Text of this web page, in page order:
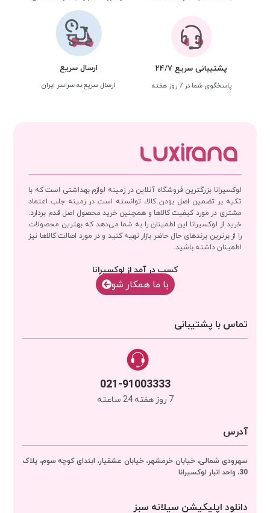
پشتیبانی سریع 24/7
پاسخگوی شما در 7 روز هفته
ارسال سریع
ارسال سریع به سراسر ایران
لوکسیرانا بزرگترین فروشگاه آنلاین در زمینه لوازم بهداشتی است که با
تکیه بر تضمین اصل بودن کالا، توانسته است در زمینه جلب اعتماد
مشتری در مورد کیفیت کالاها و همچنین خرید محصول اصل قدم بردارد.
خرید از لوکسیرانا این اطمینان را به شما می‌دهد که بهترین محصولات
را از برترین برندهای حال حاضر بازار تهیه کنید و در مورد اصالت کالاها نیز
اطمینان داشته باشید.
کسب در آمد از لوکسیرانا
با‌‌ ما همکار شو
تماس با پشتیبانی
021-91003333
7 روز هفته 24 ساعته
آدرس
سهرودی شمالی، خیابان خرمشهر، خیابان عشقیار، ابتدای کوچه سوم، پلاک
30، واحد انبار
لوکسیرانا
دانلود اپلیکیشن سیلانه سبز